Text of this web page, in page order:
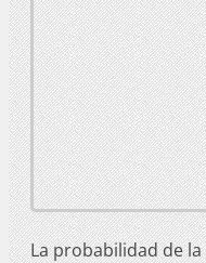
La probabilidad de